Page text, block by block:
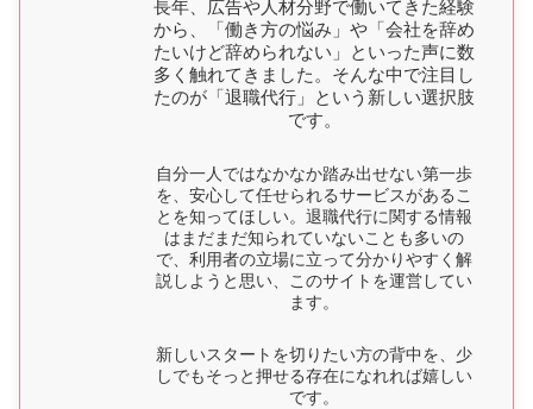
から、「働き方の悩み」や「会社を辞め
たいけど辞められない」といった声に数
多く触れてきました。そんな中で注目し
たのが「退職代行」という新しい選択肢
です。
自分一人ではなかなか踏み出せない第一歩
を、安心して任せられるサービスがあるこ
とを知ってほしい。退職代行に関する情報
はまだまだ知られていないことも多いの
で、利用者の立場に立って分かりやすく解
説しようと思い、このサイトを運営してい
ます。
新しいスタートを切りたい方の背中を、少
しでもそっと押せる存在になれれば嬉しい
です。